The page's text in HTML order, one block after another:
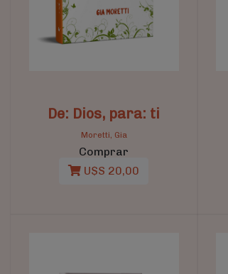
De: Dios, para: ti
Moretti, Gia
Comprar
U$S 20,00